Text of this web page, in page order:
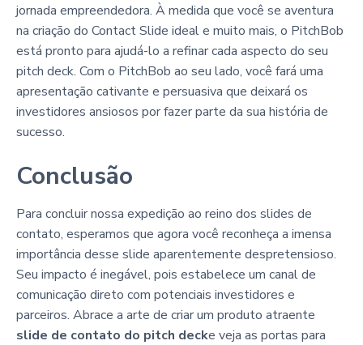
jornada empreendedora. À medida que você se aventura
na criação do Contact Slide ideal e muito mais, o PitchBob
está pronto para ajudá-lo a refinar cada aspecto do seu
pitch deck. Com o PitchBob ao seu lado, você fará uma
apresentação cativante e persuasiva que deixará os
investidores ansiosos por fazer parte da sua história de
sucesso.
Conclusão
Para concluir nossa expedição ao reino dos slides de
contato, esperamos que agora você reconheça a imensa
importância desse slide aparentemente despretensioso.
Seu impacto é inegável, pois estabelece um canal de
comunicação direto com potenciais investidores e
parceiros. Abrace a arte de criar um produto atraente
slide de contato do pitch decke veja as portas para